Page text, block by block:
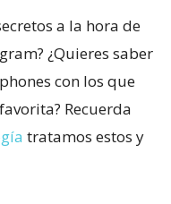
a la hora de
¿Quieres saber
con los que
favorita? Recuerda
tratamos estos y